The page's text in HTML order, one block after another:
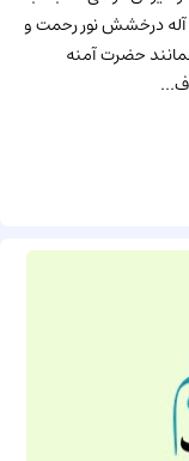
آله درخشش نور رحمت و
حضرت آمنه